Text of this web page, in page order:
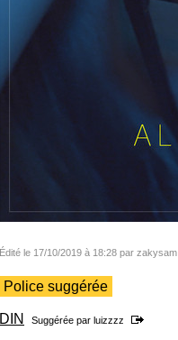
Édité le 17/10/2019 à 18:28 par zakysam
Police suggérée
DIN Suggérée par luizzzz